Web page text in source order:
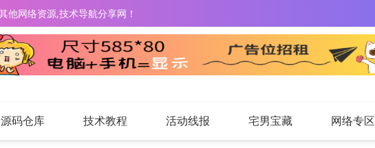
他网络资源,技术导航分享网！
源码仓库 技术教程 活动线报 宅男宝藏 网络专区